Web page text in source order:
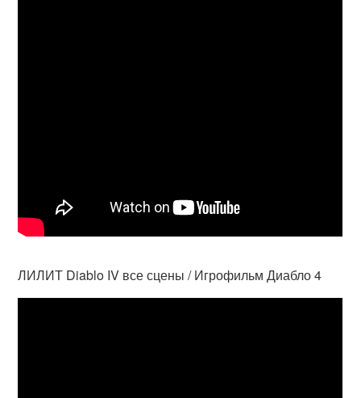
ЛИЛИТ Diablo IV все сцены / Игрофильм Диабло 4